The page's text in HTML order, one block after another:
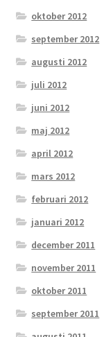
oktober 2012
september 2012
augusti 2012
juli 2012
juni 2012
maj 2012
april 2012
mars 2012
februari 2012
januari 2012
december 2011
november 2011
oktober 2011
september 2011